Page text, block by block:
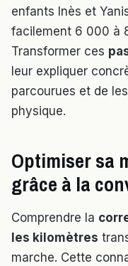
enfants Inès et
facilement 6 000 à
Transformer ces
leur expliquer
parcourues et de
physique.
Optimiser sa
grâce à la
Comprendre la
les kilomètres
marche. Cette